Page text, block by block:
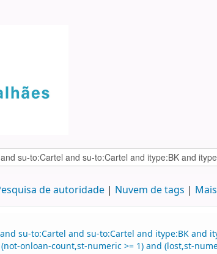
de autoridade Nuvem de tags
su-to:Cartel and su-to:Cartel and itype:BK and
onloan-count,st-numeric >= 1) and (lost,st-